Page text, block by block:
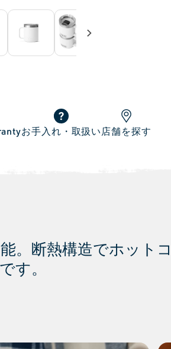
お手入れ・取扱い 店舗を探す
。断熱構造でホット
す。